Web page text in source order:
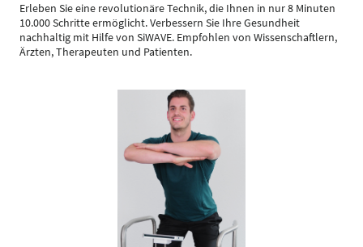
Erleben Sie eine revolutionäre Technik, die Ihnen in nur 8 Minuten
10.000 Schritte ermöglicht. Verbessern Sie Ihre Gesundheit
nachhaltig mit Hilfe von SiWAVE. Empfohlen von Wissenschaftlern,
Ärzten, Therapeuten und Patienten.